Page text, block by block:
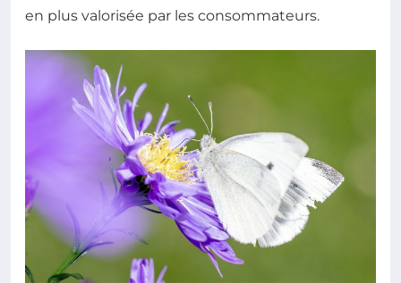
en plus valorisée par les consommateurs.